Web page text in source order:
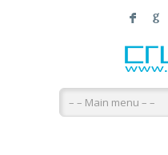
F G